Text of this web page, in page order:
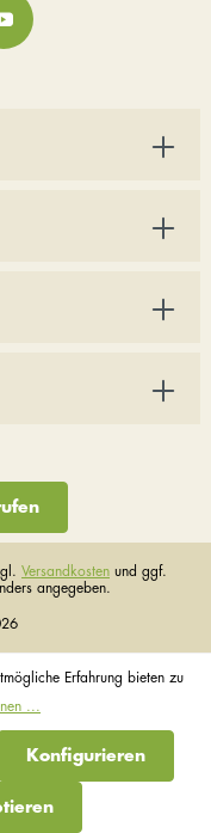
Versandkosten und ggf.
angegeben.
Erfahrung bieten zu
...
Konfigurieren